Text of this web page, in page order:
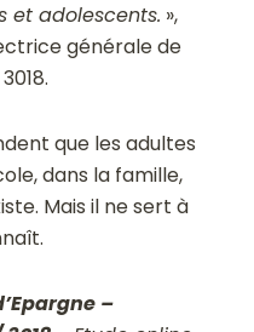
et adolescents. »,
générale de
que les adultes
dans la famille,
Mais il ne sert à
–